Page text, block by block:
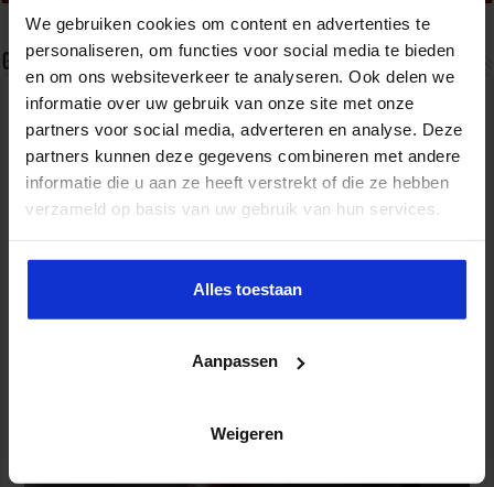
We gebruiken cookies om content en advertenties te
personaliseren, om functies voor social media te bieden
en om ons websiteverkeer te analyseren. Ook delen we
informatie over uw gebruik van onze site met onze
partners voor social media, adverteren en analyse. Deze
partners kunnen deze gegevens combineren met andere
informatie die u aan ze heeft verstrekt of die ze hebben
verzameld op basis van uw gebruik van hun services.
Alles toestaan
Aanpassen
Weigeren
Gerelateerde Artikelen
Handreiking integriteit en sociale veiligheid